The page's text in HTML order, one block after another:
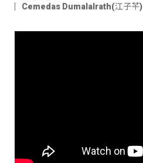
Cemedas Dumalalrath(江子芊)